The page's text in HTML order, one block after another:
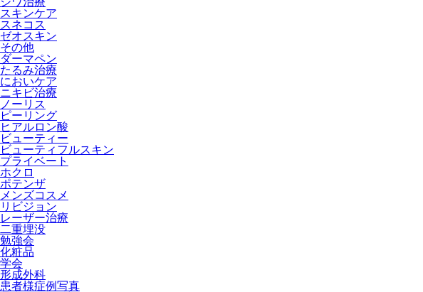
スキンケア
スネコス
ゼオスキン
その他
ダーマペン
たるみ治療
においケア
ニキビ治療
ノーリス
ピーリング
ヒアルロン酸
ビューティー
ビューティフルスキン
プライベート
ホクロ
ポテンザ
メンズコスメ
リビジョン
レーザー治療
二重埋没
勉強会
化粧品
学会
形成外科
患者様症例写真